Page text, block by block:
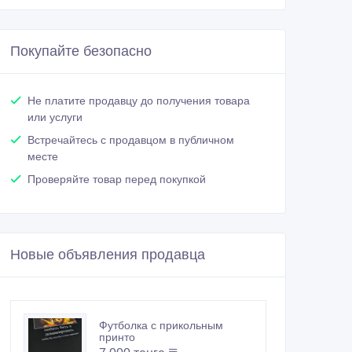
Покупайте безопасно
Не платите продавцу до получения товара
или услуги
Встречайтесь с продавцом в публичном
месте
Проверяйте товар перед покупкой
Новые объявления продавца
Футболка с прикольным
принто